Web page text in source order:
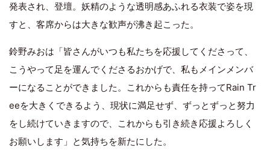
発表され、登壇。妖精のような透明感あふれる衣装で姿を現
すと、客席からは大きな歓声が沸き起こった。
鈴野みおは「皆さんがいつも私たちを応援してくださって、
こうやって足を運んでくださるおかげで、私もメインメンバ
ーになることができました。これからも責任を持ってRain Tr
eeを大きくできるよう、現状に満足せず、ずっとずっと努力
をし続けていきますので、これからも引き続き応援よろしく
お願いします」と気持ちを新たにした。